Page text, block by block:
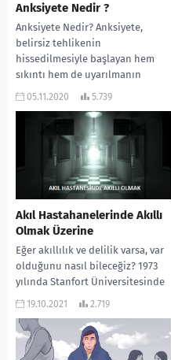
Anksiyete Nedir ?
Anksiyete Nedir? Anksiyete,
belirsiz tehlikenin
hissedilmesiyle başlayan hem
sıkıntı hem de uyarılmanın
zihinsel bir durumudur. Hem
05.11.2020 5.739
Akıl Hastahanelerinde Akıllı
Olmak Üzerine
Eğer akıllılık ve delilik varsa, var
olduğunu nasıl bileceğiz? 1973
yılında Stanfort Üniversitesinde
akademisyen olan klinik
19.10.2021 2.719